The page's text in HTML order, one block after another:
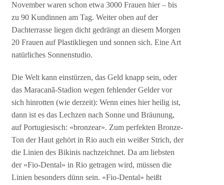
November waren schon etwa 3000 Frauen hier – bis
zu 90 Kundinnen am Tag. Weiter oben auf der
Dachterrasse liegen dicht gedrängt an diesem Morgen
20 Frauen auf Plastikliegen und sonnen sich. Eine Art
natürliches Sonnenstudio.
Die Welt kann einstürzen, das Geld knapp sein, oder
das Maracanã-Stadion wegen fehlender Gelder vor
sich hinrotten (wie derzeit): Wenn eines hier heilig ist,
dann ist es das Lechzen nach Sonne und Bräunung,
auf Portugiesisch: «bronzear». Zum perfekten Bronze-
Ton der Haut gehört in Rio auch ein weißer Strich, der
die Linien des Bikinis nachzeichnet. Da am liebsten
der «Fio-Dental» in Rio getragen wird, müssen die
Linien besonders dünn sein. «Fio-Dental» heißt